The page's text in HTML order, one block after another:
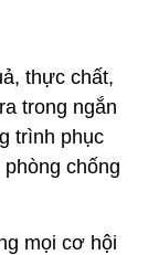
thực chất,
trong ngắn
trình phục
chống
mọi cơ hội